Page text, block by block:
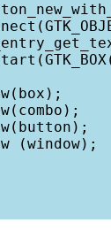
(window);